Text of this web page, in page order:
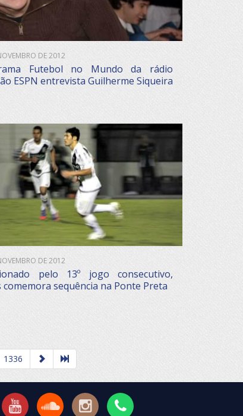
DE 2012
Futebol no Mundo da rádio
ESPN entrevista Guilherme Siqueira
DE 2012
pelo 13º jogo consecutivo,
comemora sequência na Ponte Preta
1336